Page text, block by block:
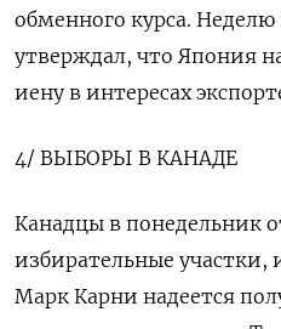
обменного курса.
утверждал, что Япония
иену в интересах
4/ ВЫБОРЫ В КАНАДЕ
Канадцы в понедельник
избирательные
Марк Карни надеется